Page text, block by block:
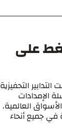
على
التحفيزية
الإمدادات
العالمية.
في جميع أنحاء